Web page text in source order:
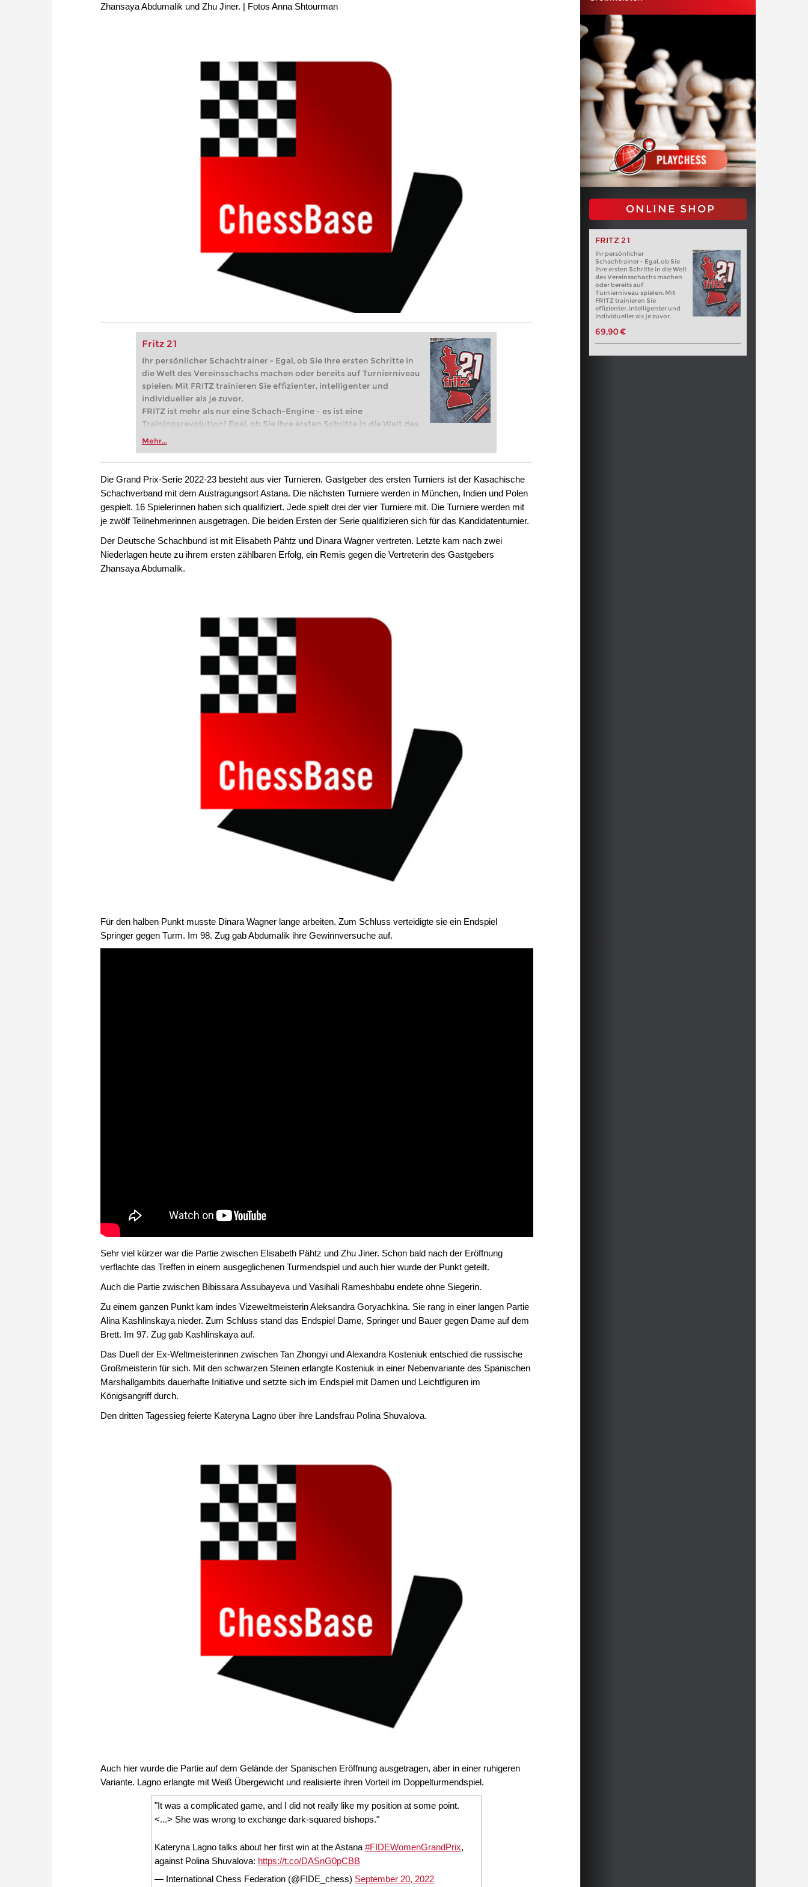
Zhansaya Abdumalik und Zhu Jiner. | Fotos Anna Shtourman
Fritz 21
Ihr persönlicher Schachtrainer - Egal, ob Sie Ihre ersten Schritte in
die Welt des Vereinsschachs machen oder bereits auf Turnierniveau
spielen: Mit FRITZ trainieren Sie effizienter, intelligenter und
individueller als je zuvor.
FRITZ ist mehr als nur eine Schach-Engine – es ist eine
Trainingsrevolution! Egal, ob Sie Ihre ersten Schritte in die Welt des
Vereinsschachs machen oder bereits auf Turnierniveau spielen: Mit
zuvor.
Mehr...
ONLINE SHOP
FRITZ 21
Ihr persönlicher
Schachtrainer - Egal, ob Sie
Ihre ersten Schritte in die Welt
des Vereinsschachs machen
oder bereits auf
Turnierniveau spielen: Mit
FRITZ trainieren Sie
effizienter, intelligenter und
individueller als je zuvor.
69,90 €
Die Grand Prix-Serie 2022-23 besteht aus vier Turnieren. Gastgeber des ersten Turniers ist der Kasachische
Schachverband mit dem Austragungsort Astana. Die nächsten Turniere werden in München, Indien und Polen
gespielt. 16 Spielerinnen haben sich qualifiziert. Jede spielt drei der vier Turniere mit. Die Turniere werden mit
je zwölf Teilnehmerinnen ausgetragen. Die beiden Ersten der Serie qualifizieren sich für das Kandidatenturnier.
Der Deutsche Schachbund ist mit Elisabeth Pähtz und Dinara Wagner vertreten. Letzte kam nach zwei
Niederlagen heute zu ihrem ersten zählbaren Erfolg, ein Remis gegen die Vertreterin des Gastgebers
Zhansaya Abdumalik.
Für den halben Punkt musste Dinara Wagner lange arbeiten. Zum Schluss verteidigte sie ein Endspiel
Springer gegen Turm. Im 98. Zug gab Abdumalik ihre Gewinnversuche auf.
Sehr viel kürzer war die Partie zwischen Elisabeth Pähtz und Zhu Jiner. Schon bald nach der Eröffnung
verflachte das Treffen in einem ausgeglichenen Turmendspiel und auch hier wurde der Punkt geteilt.
Auch die Partie zwischen Bibissara Assubayeva und Vasihali Rameshbabu endete ohne Siegerin.
Zu einem ganzen Punkt kam indes Vizeweltmeisterin Aleksandra Goryachkina. Sie rang in einer langen Partie
Alina Kashlinskaya nieder. Zum Schluss stand das Endspiel Dame, Springer und Bauer gegen Dame auf dem
Brett. Im 97. Zug gab Kashlinskaya auf.
Das Duell der Ex-Weltmeisterinnen zwischen Tan Zhongyi und Alexandra Kosteniuk entschied die russische
Großmeisterin für sich. Mit den schwarzen Steinen erlangte Kosteniuk in einer Nebenvariante des Spanischen
Marshallgambits dauerhafte Initiative und setzte sich im Endspiel mit Damen und Leichtfiguren im
Königsangriff durch.
Den dritten Tagessieg feierte Kateryna Lagno über ihre Landsfrau Polina Shuvalova.
Auch hier wurde die Partie auf dem Gelände der Spanischen Eröffnung ausgetragen, aber in einer ruhigeren
Variante. Lagno erlangte mit Weiß Übergewicht und realisierte ihren Vorteil im Doppelturmendspiel.
"It was a complicated game, and I did not really like my position at some point.
<...> She was wrong to exchange dark-squared bishops."
Kateryna Lagno talks about her first win at the Astana#FIDEWomenGrandPrix,
against Polina Shuvalova: https://t.co/DASnG0pCBB
— International Chess Federation (@FIDE_chess) September 20, 2022